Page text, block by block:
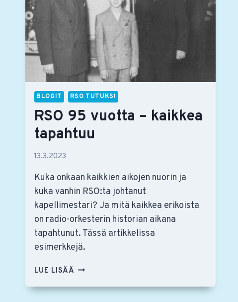
BLOGIT RSO TUTUKSI
RSO 95 vuotta – kaikkea
tapahtuu
13.3.2023
Kuka onkaan kaikkien aikojen nuorin ja
kuka vanhin RSO:ta johtanut
kapellimestari? Ja mitä kaikkea erikoista
on radio-orkesterin historian aikana
tapahtunut. Tässä artikkelissa
esimerkkejä.
LUE LISÄÄ RSO
VUOTTA